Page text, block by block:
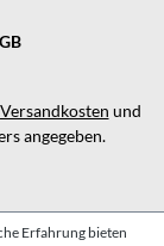
Versandkosten und
angegeben.
Erfahrung bieten